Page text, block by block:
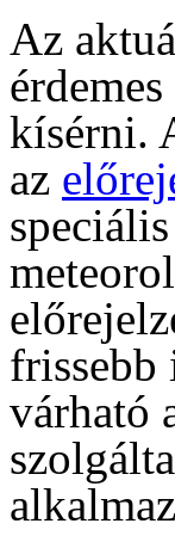
Az
kísérni.
az
frissebb
várható